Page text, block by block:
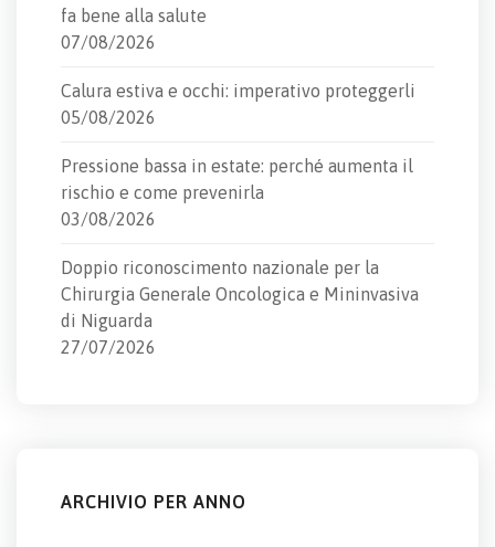
fa bene alla salute
07/08/2026
Calura estiva e occhi: imperativo proteggerli
05/08/2026
Pressione bassa in estate: perché aumenta il
rischio e come prevenirla
03/08/2026
Doppio riconoscimento nazionale per la
Chirurgia Generale Oncologica e Mininvasiva
di Niguarda
27/07/2026
ARCHIVIO PER ANNO